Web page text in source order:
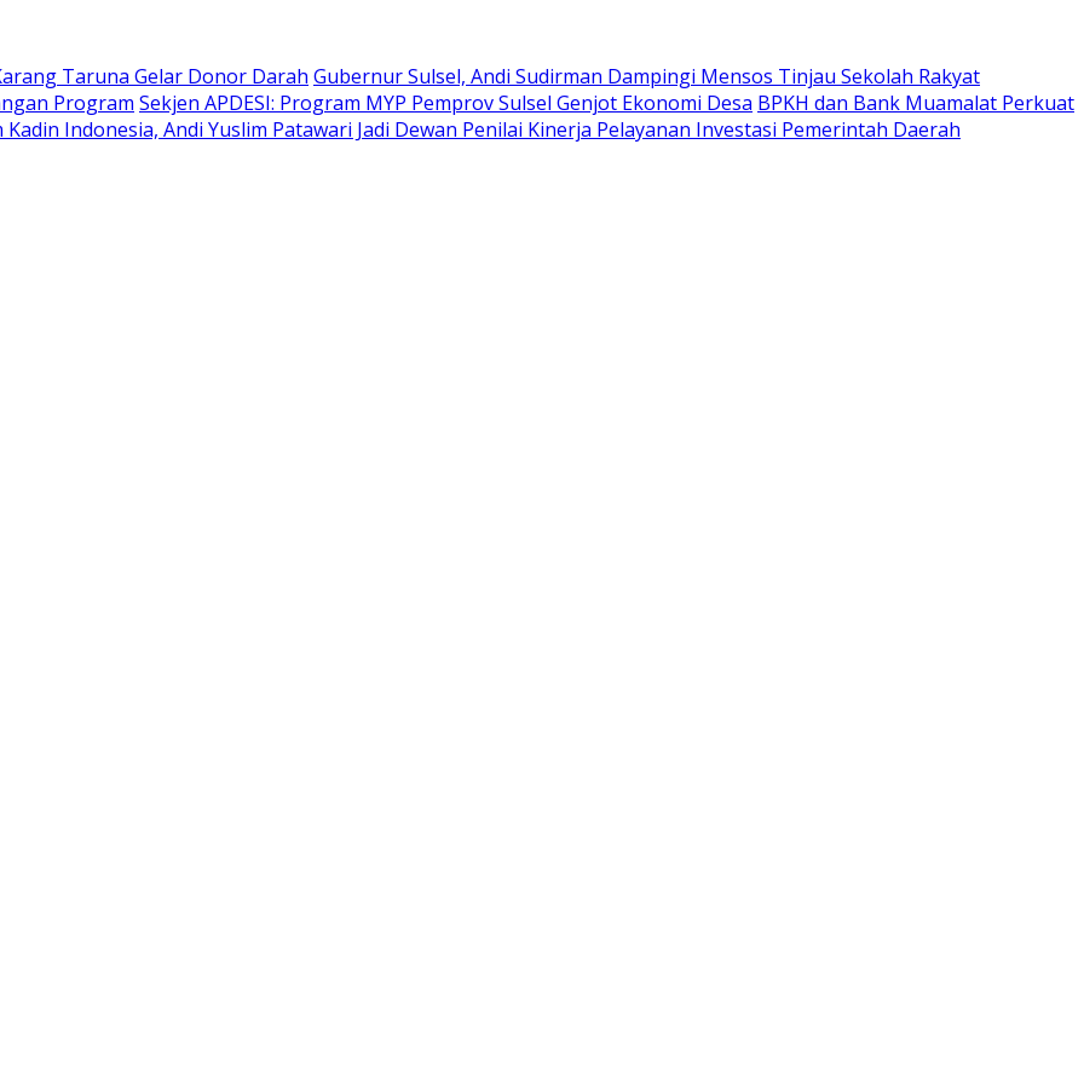
Taruna Gelar Donor Darah Gubernur Sulsel, Andi Sudirman Dampingi Mensos Tinjau Sekolah Rakyat
Program Sekjen APDESI: Program MYP Pemprov Sulsel Genjot Ekonomi Desa BPKH dan Bank Muamalat Perkuat
Kadin Indonesia, Andi Yuslim Patawari Jadi Dewan Penilai Kinerja Pelayanan Investasi Pemerintah Daerah